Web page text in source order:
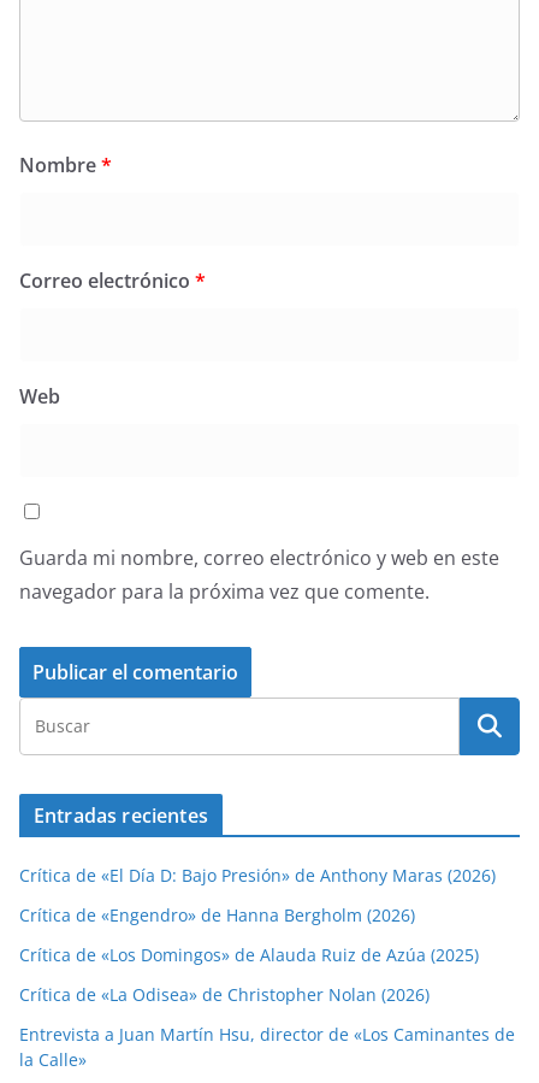
Nombre*
Correo electrónico *
Web
Guarda mi nombre, correo electrónico y web en este
navegador para la próxima vez que comente.
Entradas recientes
Crítica de «El Día D: Bajo Presión» de Anthony Maras (2026)
Crítica de «Engendro» de Hanna Bergholm (2026)
Crítica de «Los Domingos» de Alauda Ruiz de Azúa (2025)
Crítica de «La Odisea» de Christopher Nolan (2026)
Entrevista a Juan Martín Hsu, director de «Los Caminantes de
la Calle»